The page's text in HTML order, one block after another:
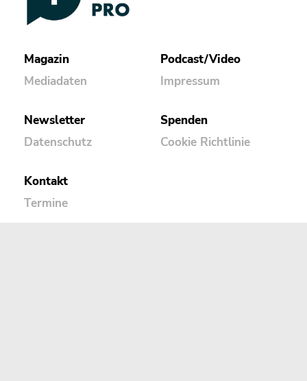
Magazin
Mediadaten
Podcast/Video
Impressum
Newsletter
Datenschutz
Spenden
Cookie Richtlinie
Kontakt
Termine